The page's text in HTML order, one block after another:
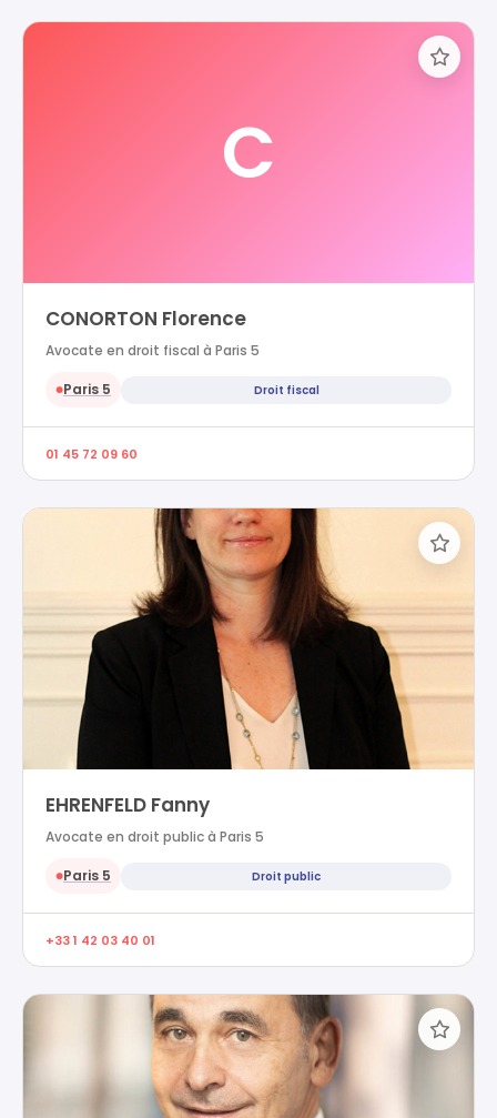
C
CONORTON Florence
Avocate en droit fiscal à Paris 5
●Paris 5 Droit fiscal
01 45 72 09 60
EHRENFELD Fanny
Avocate en droit public à Paris 5
●Paris 5 Droit public
+33 1 42 03 40 01